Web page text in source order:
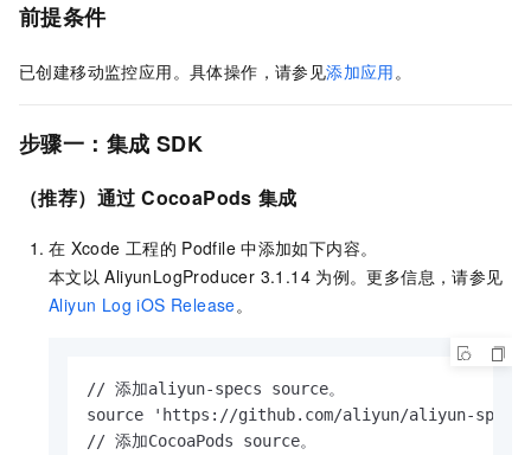
前提条件
已创建移动监控应用。具体操作，请参见添加应用。
步骤一：集成 SDK
（推荐）通过 CocoaPods 集成
在 Xcode 工程的 Podfile 中添加如下内容。
本文以 AliyunLogProducer 3.1.14 为例。更多信息，请参见
Aliyun Log iOS Release。
// 添加aliyun-specs source。
source 'https://github.com/aliyun/aliyun-
// 添加CocoaPods source。